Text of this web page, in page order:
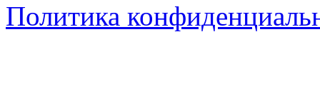
Политика